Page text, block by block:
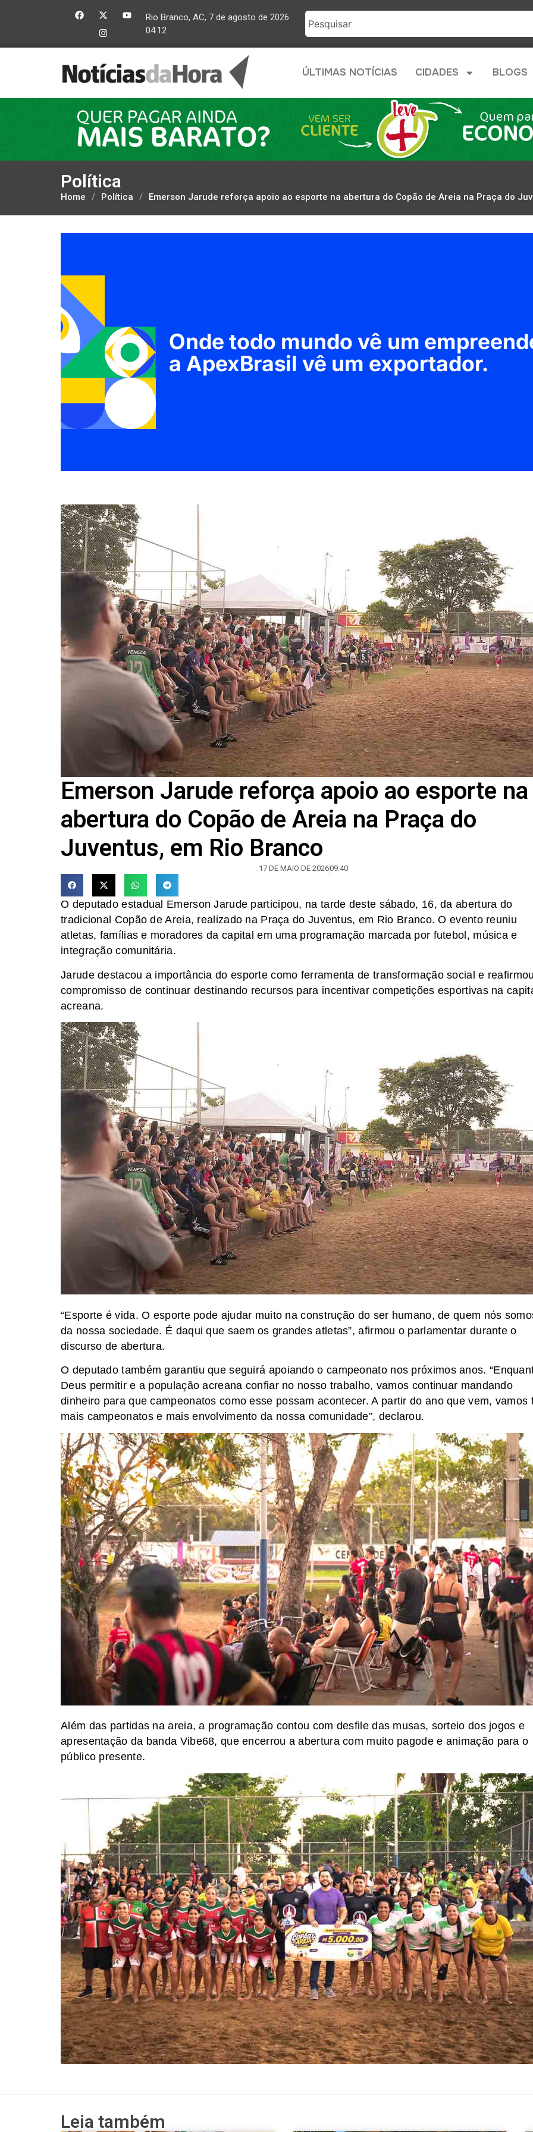
Rio Branco, AC, 7 de agosto de 2026
04:12
ÚLTIMAS NOTÍCIAS CIDADES BLOGS
Política
Home / Política / Emerson Jarude reforça apoio ao esporte na abertura do Copão de Areia na Praça do
Emerson Jarude reforça apoio ao esporte na
abertura do Copão de Areia na Praça do
Juventus, em Rio Branco
17 DE MAIO DE 202609:40
O deputado estadual Emerson Jarude participou, na tarde deste sábado, 16, da abertura do
tradicional Copão de Areia, realizado na Praça do Juventus, em Rio Branco. O evento reuniu
atletas, famílias e moradores da capital em uma programação marcada por futebol, música e
integração comunitária.
Jarude destacou a importância do esporte como ferramenta de transformação social e
compromisso de continuar destinando recursos para incentivar competições esportivas na
acreana.
“Esporte é vida. O esporte pode ajudar muito na construção do ser humano, de quem nós
da nossa sociedade. É daqui que saem os grandes atletas”, afirmou o parlamentar durante o
discurso de abertura.
O deputado também garantiu que seguirá apoiando o campeonato nos próximos anos.
Deus permitir e a população acreana confiar no nosso trabalho, vamos continuar mandando
dinheiro para que campeonatos como esse possam acontecer. A partir do ano que vem, vamos
mais campeonatos e mais envolvimento da nossa comunidade”, declarou.
Além das partidas na areia, a programação contou com desfile das musas, sorteio dos jogos e
apresentação da banda Vibe68, que encerrou a abertura com muito pagode e animação para o
público presente.
Leia também